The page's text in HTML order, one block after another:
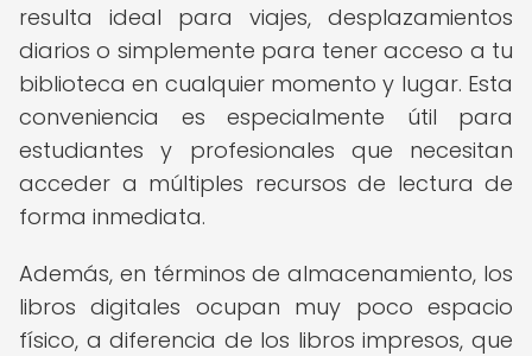
resulta ideal para viajes, desplazamientos
diarios o simplemente para tener acceso a tu
biblioteca en cualquier momento y lugar. Esta
conveniencia es especialmente útil para
estudiantes y profesionales que necesitan
acceder a múltiples recursos de lectura de
forma inmediata.
Además, en términos de almacenamiento, los
libros digitales ocupan muy poco espacio
físico, a diferencia de los libros impresos, que